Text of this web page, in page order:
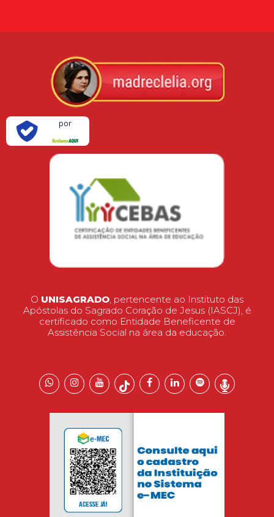
por
O UNISAGRADO, pertencente ao Instituto das
Apóstolas do Sagrado Coração de Jesus (IASCJ), é
certificado como Entidade Beneficente de
Assistência Social na área da educação.